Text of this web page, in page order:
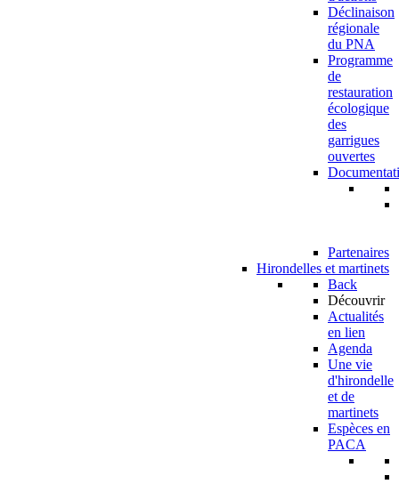
Déclinaison
régionale
du PNA
Programme
de
restauration
écologique
des
garrigues
ouvertes
Partenaires
Hirondelles et martinets
Back
Découvrir
Actualités
en lien
Agenda
Une vie
d'hirondelle
et de
martinets
Espèces en
PACA